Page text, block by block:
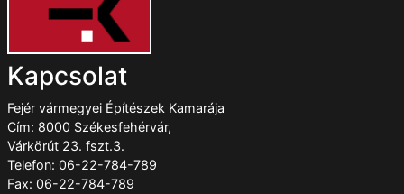
Kapcsolat
Fejér vármegyei Építészek Kamarája
Cím: 8000 Székesfehérvár,
Várkörút 23. fszt.3.
Telefon: 06-22-784-789
Fax: 06-22-784-789